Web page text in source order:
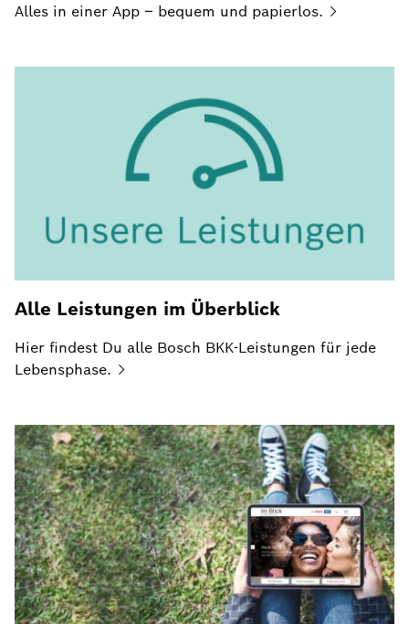
Alles in einer App – bequem und papierlos.
Alle Leistungen im Überblick
Hier findest Du alle Bosch BKK-Leistungen für jede
Lebensphase.